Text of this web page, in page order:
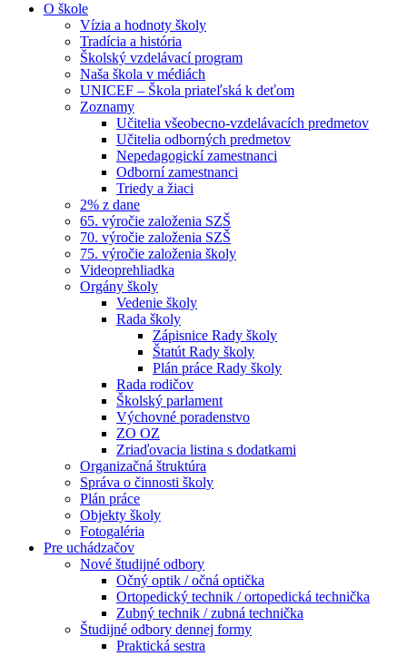
O škole
Vízia a hodnoty školy
Tradícia a história
Školský vzdelávací program
Naša škola v médiách
UNICEF – Škola priateľská k deťom
Zoznamy
Učitelia všeobecno-vzdelávacích predmetov
Učitelia odborných predmetov
Nepedagogickí zamestnanci
Odborní zamestnanci
Triedy a žiaci
2% z dane
65. výročie založenia SZŠ
70. výročie založenia SZŠ
75. výročie založenia školy
Videoprehliadka
Orgány školy
Vedenie školy
Rada školy
Zápisnice Rady školy
Štatút Rady školy
Plán práce Rady školy
Rada rodičov
Školský parlament
Výchovné poradenstvo
ZO OZ
Zriaďovacia listina s dodatkami
Organizačná štruktúra
Správa o činnosti školy
Plán práce
Objekty školy
Fotogaléria
Pre uchádzačov
Nové študijné odbory
Očný optik / očná optička
Ortopedický technik / ortopedická technička
Zubný technik / zubná technička
Študijné odbory dennej formy
Praktická sestra